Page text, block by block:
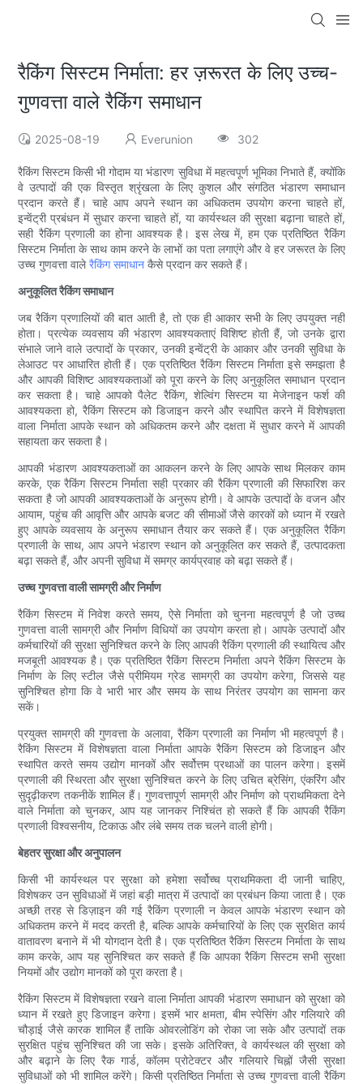
रैकिंग सिस्टम निर्माता: हर ज़रूरत के लिए उच्च-
गुणवत्ता वाले रैकिंग समाधान
2025-08-19 Everunion 302
रैकिंग सिस्टम किसी भी गोदाम या भंडारण सुविधा में महत्वपूर्ण भूमिका निभाते हैं, क्योंकि
वे उत्पादों की एक विस्तृत श्रृंखला के लिए कुशल और संगठित भंडारण समाधान
प्रदान करते हैं। चाहे आप अपने स्थान का अधिकतम उपयोग करना चाहते हों,
इन्वेंट्री प्रबंधन में सुधार करना चाहते हों, या कार्यस्थल की सुरक्षा बढ़ाना चाहते हों,
सही रैकिंग प्रणाली का होना आवश्यक है। इस लेख में, हम एक प्रतिष्ठित रैकिंग
सिस्टम निर्माता के साथ काम करने के लाभों का पता लगाएंगे और वे हर जरूरत के लिए
उच्च गुणवत्ता वालेरैकिंग समाधान कैसे प्रदान कर सकते हैं।
अनुकूलित रैकिंग समाधान
जब रैकिंग प्रणालियों की बात आती है, तो एक ही आकार सभी के लिए उपयुक्त नहीं
होता। प्रत्येक व्यवसाय की भंडारण आवश्यकताएं विशिष्ट होती हैं, जो उनके द्वारा
संभाले जाने वाले उत्पादों के प्रकार, उनकी इन्वेंट्री के आकार और उनकी सुविधा के
लेआउट पर आधारित होती हैं। एक प्रतिष्ठित रैकिंग सिस्टम निर्माता इसे समझता है
और आपकी विशिष्ट आवश्यकताओं को पूरा करने के लिए अनुकूलित समाधान प्रदान
कर सकता है। चाहे आपको पैलेट रैकिंग, शेल्विंग सिस्टम या मेजेनाइन फर्श की
आवश्यकता हो, रैकिंग सिस्टम को डिजाइन करने और स्थापित करने में विशेषज्ञता
वाला निर्माता आपके स्थान को अधिकतम करने और दक्षता में सुधार करने में आपकी
सहायता कर सकता है।
आपकी भंडारण आवश्यकताओं का आकलन करने के लिए आपके साथ मिलकर काम
करके, एक रैकिंग सिस्टम निर्माता सही प्रकार की रैकिंग प्रणाली की सिफारिश कर
सकता है जो आपकी आवश्यकताओं के अनुरूप होगी। वे आपके उत्पादों के वजन और
आयाम, पहुंच की आवृत्ति और आपके बजट की सीमाओं जैसे कारकों को ध्यान में रखते
हुए आपके व्यवसाय के अनुरूप समाधान तैयार कर सकते हैं। एक अनुकूलित रैकिंग
प्रणाली के साथ, आप अपने भंडारण स्थान को अनुकूलित कर सकते हैं, उत्पादकता
बढ़ा सकते हैं, और अपनी सुविधा में समग्र कार्यप्रवाह को बढ़ा सकते हैं।
उच्च गुणवत्ता वाली सामग्री और निर्माण
रैकिंग सिस्टम में निवेश करते समय, ऐसे निर्माता को चुनना महत्वपूर्ण है जो उच्च
गुणवत्ता वाली सामग्री और निर्माण विधियों का उपयोग करता हो। आपके उत्पादों और
कर्मचारियों की सुरक्षा सुनिश्चित करने के लिए आपकी रैकिंग प्रणाली की स्थायित्व और
मजबूती आवश्यक है। एक प्रतिष्ठित रैकिंग सिस्टम निर्माता अपने रैकिंग सिस्टम के
निर्माण के लिए स्टील जैसे प्रीमियम ग्रेड सामग्री का उपयोग करेगा, जिससे यह
सुनिश्चित होगा कि वे भारी भार और समय के साथ निरंतर उपयोग का सामना कर
सकें।
प्रयुक्त सामग्री की गुणवत्ता के अलावा, रैकिंग प्रणाली का निर्माण भी महत्वपूर्ण है।
रैकिंग सिस्टम में विशेषज्ञता वाला निर्माता आपके रैकिंग सिस्टम को डिजाइन और
स्थापित करते समय उद्योग मानकों और सर्वोत्तम प्रथाओं का पालन करेगा। इसमें
प्रणाली की स्थिरता और सुरक्षा सुनिश्चित करने के लिए उचित ब्रेसिंग, एंकरिंग और
सुदृढ़ीकरण तकनीकें शामिल हैं। गुणवत्तापूर्ण सामग्री और निर्माण को प्राथमिकता देने
वाले निर्माता को चुनकर, आप यह जानकर निश्चिंत हो सकते हैं कि आपकी रैकिंग
प्रणाली विश्वसनीय, टिकाऊ और लंबे समय तक चलने वाली होगी।
बेहतर सुरक्षा और अनुपालन
किसी भी कार्यस्थल पर सुरक्षा को हमेशा सर्वोच्च प्राथमिकता दी जानी चाहिए,
विशेषकर उन सुविधाओं में जहां बड़ी मात्रा में उत्पादों का प्रबंधन किया जाता है। एक
अच्छी तरह से डिज़ाइन की गई रैकिंग प्रणाली न केवल आपके भंडारण स्थान को
अधिकतम करने में मदद करती है, बल्कि आपके कर्मचारियों के लिए एक सुरक्षित कार्य
वातावरण बनाने में भी योगदान देती है। एक प्रतिष्ठित रैकिंग सिस्टम निर्माता के साथ
काम करके, आप यह सुनिश्चित कर सकते हैं कि आपका रैकिंग सिस्टम सभी सुरक्षा
नियमों और उद्योग मानकों को पूरा करता है।
रैकिंग सिस्टम में विशेषज्ञता रखने वाला निर्माता आपकी भंडारण समाधान को सुरक्षा को
ध्यान में रखते हुए डिजाइन करेगा। इसमें भार क्षमता, बीम स्पेसिंग और गलियारे की
चौड़ाई जैसे कारक शामिल हैं ताकि ओवरलोडिंग को रोका जा सके और उत्पादों तक
सुरक्षित पहुंच सुनिश्चित की जा सके। इसके अतिरिक्त, वे कार्यस्थल की सुरक्षा को
और बढ़ाने के लिए रैक गार्ड, कॉलम प्रोटेक्टर और गलियारे चिह्नों जैसी सुरक्षा
सुविधाओं को भी शामिल करेंगे। किसी प्रतिष्ठित निर्माता से उच्च गुणवत्ता वाली रैकिंग